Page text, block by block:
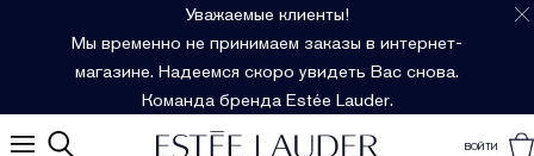
Уважаемые клиенты!
Мы временно не принимаем заказы в интернет-
магазине. Надеемся скоро увидеть Вас снова.
Команда бренда Estée Lauder.
ВОЙТИ